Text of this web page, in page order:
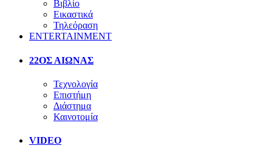
Βιβλίο
Εικαστικά
Τηλεόραση
ENTERTAINMENT
22ΟΣ ΑΙΩΝΑΣ
Τεχνολογία
Επιστήμη
Διάστημα
Καινοτομία
VIDEO